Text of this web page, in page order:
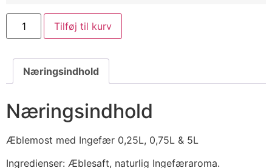
Tilføj til kurv
Næringsindhold
Næringsindhold
Æblemost med Ingefær 0,25L, 0,75L & 5L
Ingredienser: Æblesaft, naturlig Ingefæraroma.